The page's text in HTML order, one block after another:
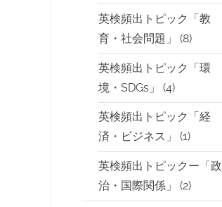
英検頻出トピック「教
育・社会問題」
(8)
英検頻出トピック「環
境・SDGs」
(4)
英検頻出トピック「経
済・ビジネス」
(1)
英検頻出トピックー「政
治・国際関係」
(2)